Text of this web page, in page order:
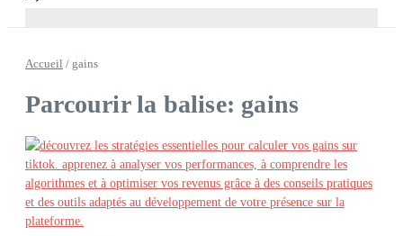
Accueil / gains
Parcourir la balise: gains